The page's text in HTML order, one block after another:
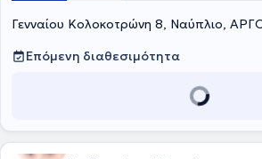
Γενναίου Κολοκοτρώνη 8, Ναύπλιο,
Επόμενη διαθεσιμότητα